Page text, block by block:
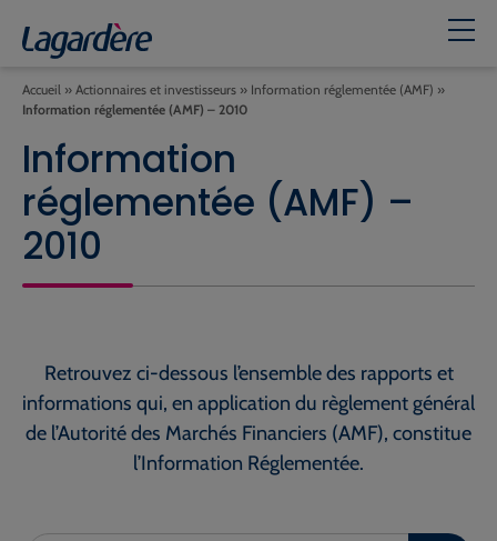
Accueil » Actionnaires et investisseurs » Information réglementée (AMF) »
Information réglementée (AMF) – 2010
Information
réglementée (AMF) –
2010
Retrouvez ci-dessous l’ensemble des rapports et
informations qui, en application du règlement général
de l’Autorité des Marchés Financiers (AMF), constitue
l’Information Réglementée.